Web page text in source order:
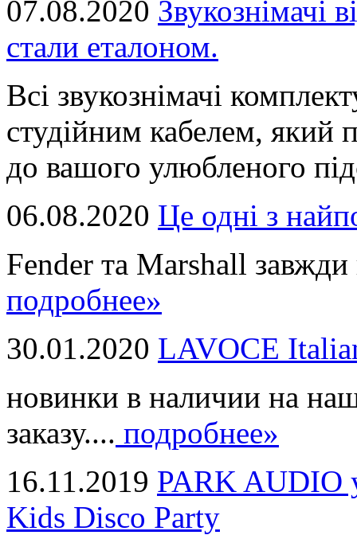
07.08.2020 Звукознімачі
стали еталоном.
Всі звукознімачі
студійним кабелем, який
до вашого улюбленого
06.08.2020 Це однi з
Fender та Marshall завжди
подробнее»
30.01.2020 LAVOCE
новинки в наличии на
заказу.... подробнее»
16.11.2019 PARK AUDIO
Kids Disco Party